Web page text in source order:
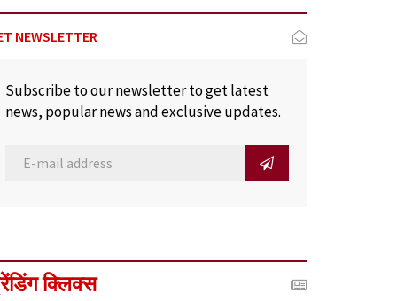
NEWSLETTER
Subscribe to our newsletter to get latest
news, popular news and exclusive updates.
क्लिक्स